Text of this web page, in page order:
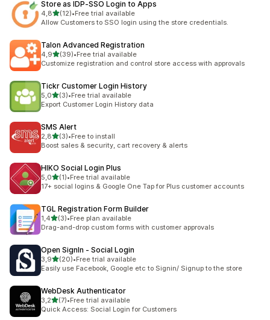
Store as IDP‑SSO Login to Apps
4,8av 5 stjerner
(12)
Totalt 12 omtaler
•Free trial available
Allow Customers to SSO login using the store credentials.
Talon Advanced Registration
4,9av 5 stjerner
(39)
Totalt 39 omtaler
•Free trial available
Customize registration and control store access with approvals
Tickr Customer Login History
5,0av 5 stjerner
(3)
Totalt 3 omtaler
•Free trial available
Export Customer Login History data
SMS Alert
2,8av 5 stjerner
(3)
Totalt 3 omtaler
•Free to install
Boost sales & security, cart recovery & alerts
HIKO Social Login Plus
5,0av 5 stjerner
(1)
Totalt 1 omtaler
•Free trial available
17+ social logins & Google One Tap for Plus customer accounts
TGL Registration Form Builder
1,4av 5 stjerner
(3)
Totalt 3 omtaler
•Free plan available
Drag-and-drop custom forms with customer approvals
Open SignIn ‑ Social Login
3,9av 5 stjerner
(20)
Totalt 20 omtaler
•Free trial available
Easily use Facebook, Google etc to Signin/ Signup to the store
WebDesk Authenticator
3,2av 5 stjerner
(7)
Totalt 7 omtaler
•Free trial available
Quick Access: Social Login for Customers